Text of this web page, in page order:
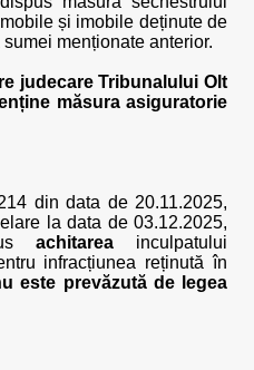
și imobile deținute de
menționate anterior.
judecare Tribunalului Olt
măsura asiguratorie
din data de 20.11.2025,
la data de 03.12.2025,
achitareainculpatului
infracțiunea reținută în
este prevăzută de legea